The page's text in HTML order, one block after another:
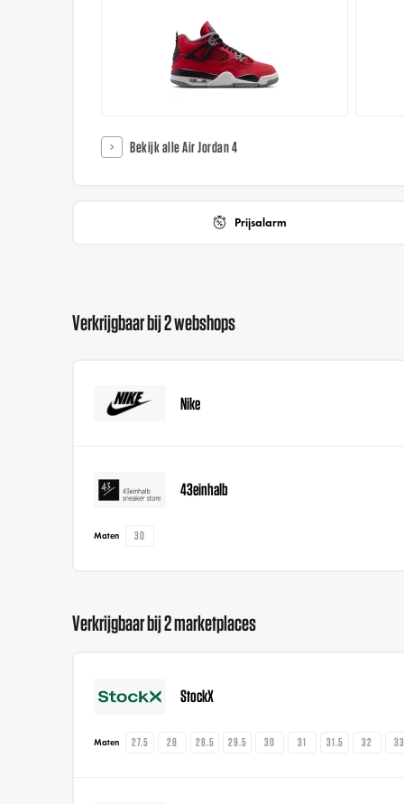
Bekijk alle Air Jordan 4
Prijsalarm
Verkrijgbaar bij 2 webshops
Nike
43einhalb
Maten 30
Verkrijgbaar bij 2 marketplaces
StockX
Maten 27.5 28 28.5 29.5 30 31 31.5 32 33